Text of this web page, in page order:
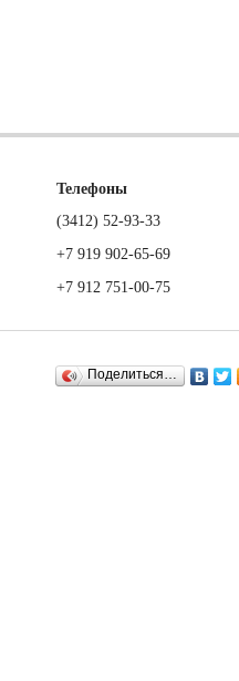
Телефоны
(3412) 52-93-33
+7 919 902-65-69
+7 912 751-00-75
Поделиться…